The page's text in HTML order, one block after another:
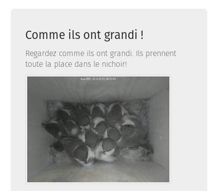
Comme ils ont grandi !
Regardez comme ils ont grandi. Ils prennent
toute la place dans le nichoir!